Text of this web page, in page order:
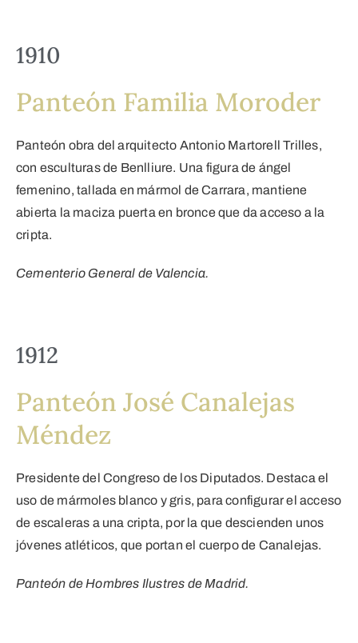
1910
Panteón Familia Moroder
Panteón obra del arquitecto Antonio Martorell Trilles,
con esculturas de Benlliure. Una figura de ángel
femenino, tallada en mármol de Carrara, mantiene
abierta la maciza puerta en bronce que da acceso a la
cripta.
Cementerio General de Valencia.
1912
Panteón José Canalejas
Méndez
Presidente del Congreso de los Diputados. Destaca el
uso de mármoles blanco y gris, para configurar el acceso
de escaleras a una cripta, por la que descienden unos
jóvenes atléticos, que portan el cuerpo de Canalejas.
Panteón de Hombres Ilustres de Madrid.